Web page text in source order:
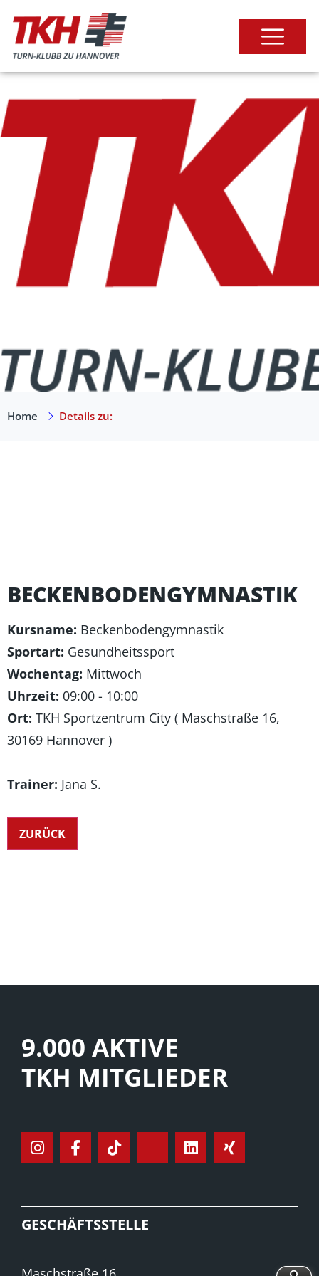
Home Details zu:
BECKENBODENGYMNASTIK
Kursname: Beckenbodengymnastik
Sportart: Gesundheitssport
Wochentag: Mittwoch
Uhrzeit: 09:00 - 10:00
Ort: TKH Sportzentrum City ( Maschstraße 16,
30169 Hannover )
Trainer: Jana S.
9.000 AKTIVE
TKH MITGLIEDER
GESCHÄFTSSTELLE